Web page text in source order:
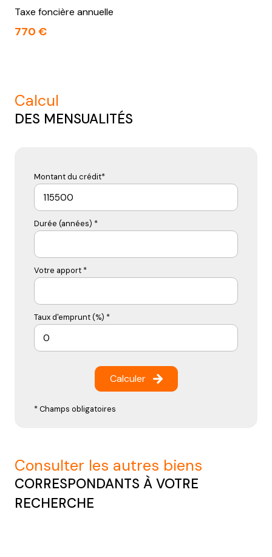
Taxe foncière annuelle
770 €
calcul
DES MENSUALITÉS
Montant du crédit*
Durée (années) *
Votre apport *
Taux d'emprunt (%) *
Calculer
* Champs obligatoires
consulter les autres biens
CORRESPONDANTS À VOTRE
RECHERCHE